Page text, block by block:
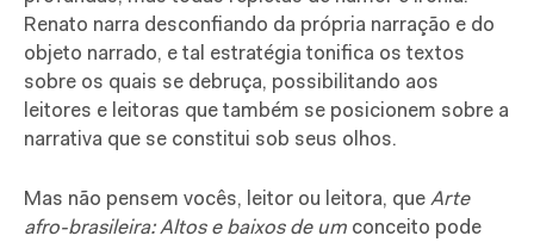
Renato narra desconfiando da própria narração e do
objeto narrado, e tal estratégia tonifica os textos
sobre os quais se debruça, possibilitando aos
leitores e leitoras que também se posicionem sobre a
narrativa que se constitui sob seus olhos.
Mas não pensem vocês, leitor ou leitora, que Arte
afro-brasileira: Altos e baixos de um conceito pode